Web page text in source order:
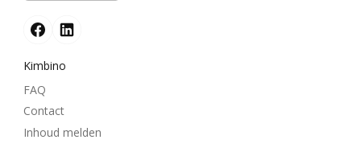
Kimbino
FAQ
Contact
Inhoud melden